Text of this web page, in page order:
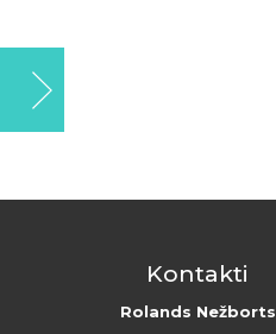
Kontakti
Rolands Nežborts